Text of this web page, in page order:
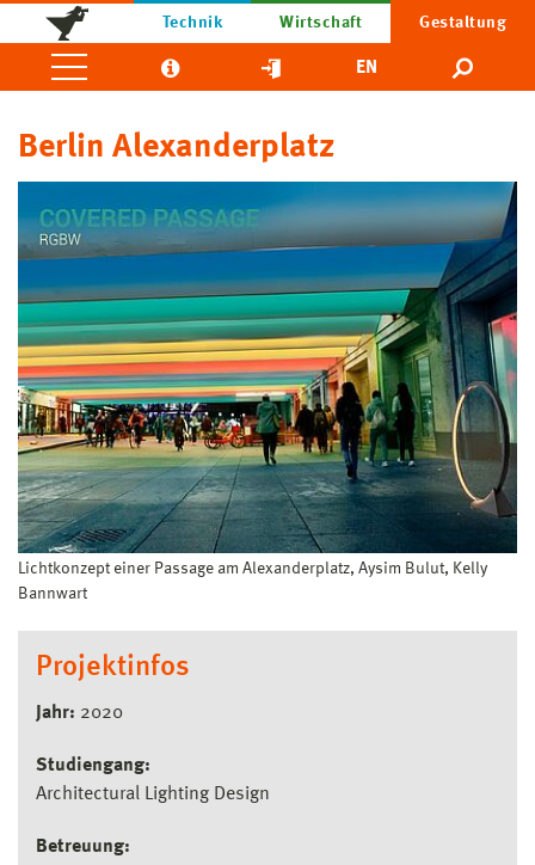
Technik Wirtschaft Gestaltung
EN
Berlin Alexanderplatz
Lichtkonzept einer Passage am Alexanderplatz, Aysim Bulut, Kelly
Bannwart
Projektinfos
Jahr: 2020
Studiengang:
Architectural Lighting Design
Betreuung: